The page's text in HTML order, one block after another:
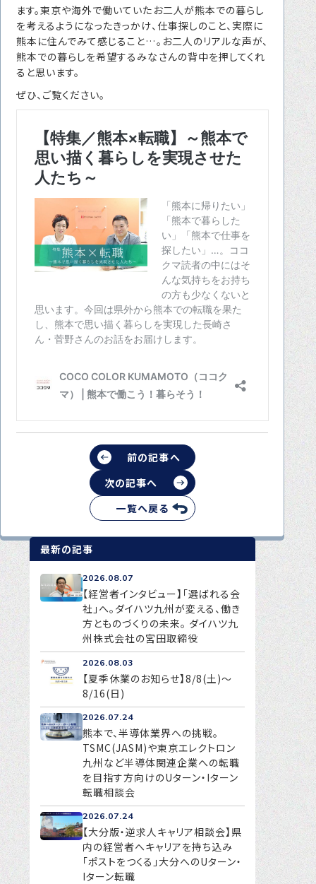
選ばれる４つの理由
４つの特長で解決
お問い合わせ
プライバシーポリシー
ます。東京や海外で働いていたお二人が熊本での暮らし
を考えるようになったきっかけ、仕事探しのこと、実際に
熊本に住んでみて感じること…。お二人のリアルな声が、
熊本での暮らしを希望するみなさんの背中を押してくれ
ると思います。
ぜひ、ご覧ください。
前の記事へ
一覧へ戻る
次の記事へ
最新の記事
2026.08.07
【経営者インタビュー】「選ばれる会
社」へ。ダイハツ九州が変える、働き
方とものづくりの未来。 ダイハツ九
州株式会社の宮田取締役
2026.08.03
【夏季休業のお知らせ】8/8(土)～
8/16(日)
2026.07.24
熊本で、半導体業界への挑戦。
TSMC(JASM)や東京エレクトロン
九州など半導体関連企業への転職
を目指す方向けのUターン・Iターン
転職相談会
2026.07.24
【大分版・逆求人キャリア相談会】県
内の経営者へキャリアを持ち込み
「ポストをつくる」大分へのUターン・
Iターン転職